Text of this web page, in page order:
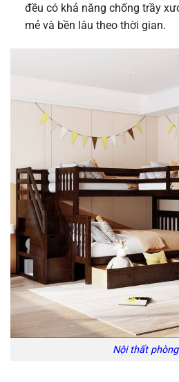
đều có khả năng chống trầy
mẻ và bền lâu theo thời gian.
Nội thất